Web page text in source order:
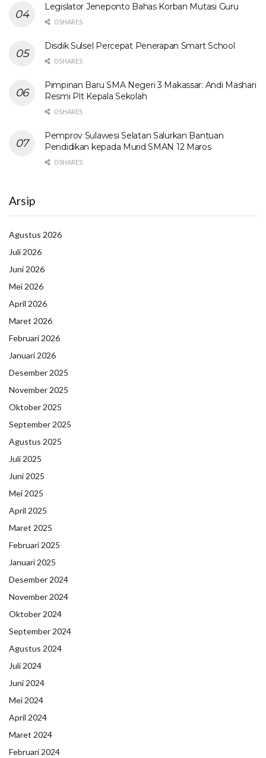
Legislator Jeneponto Bahas Korban Mutasi Guru
0 SHARES
Disdik Sulsel Percepat Penerapan Smart School
0 SHARES
Pimpinan Baru SMA Negeri 3 Makassar: Andi Mashari
Resmi Plt Kepala Sekolah
0 SHARES
Pemprov Sulawesi Selatan Salurkan Bantuan
Pendidikan kepada Murid SMAN 12 Maros
0 SHARES
Arsip
Agustus 2026
Juli 2026
Juni 2026
Mei 2026
April 2026
Maret 2026
Februari 2026
Januari 2026
Desember 2025
November 2025
Oktober 2025
September 2025
Agustus 2025
Juli 2025
Juni 2025
Mei 2025
April 2025
Maret 2025
Februari 2025
Januari 2025
Desember 2024
November 2024
Oktober 2024
September 2024
Agustus 2024
Juli 2024
Juni 2024
Mei 2024
April 2024
Maret 2024
Februari 2024